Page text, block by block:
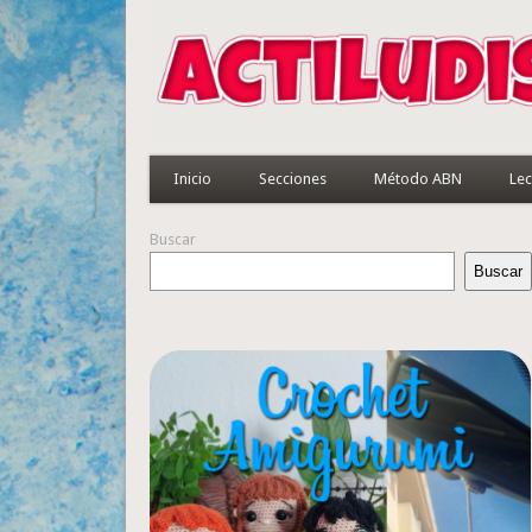
Inicio Secciones Método ABN
Buscar
Buscar